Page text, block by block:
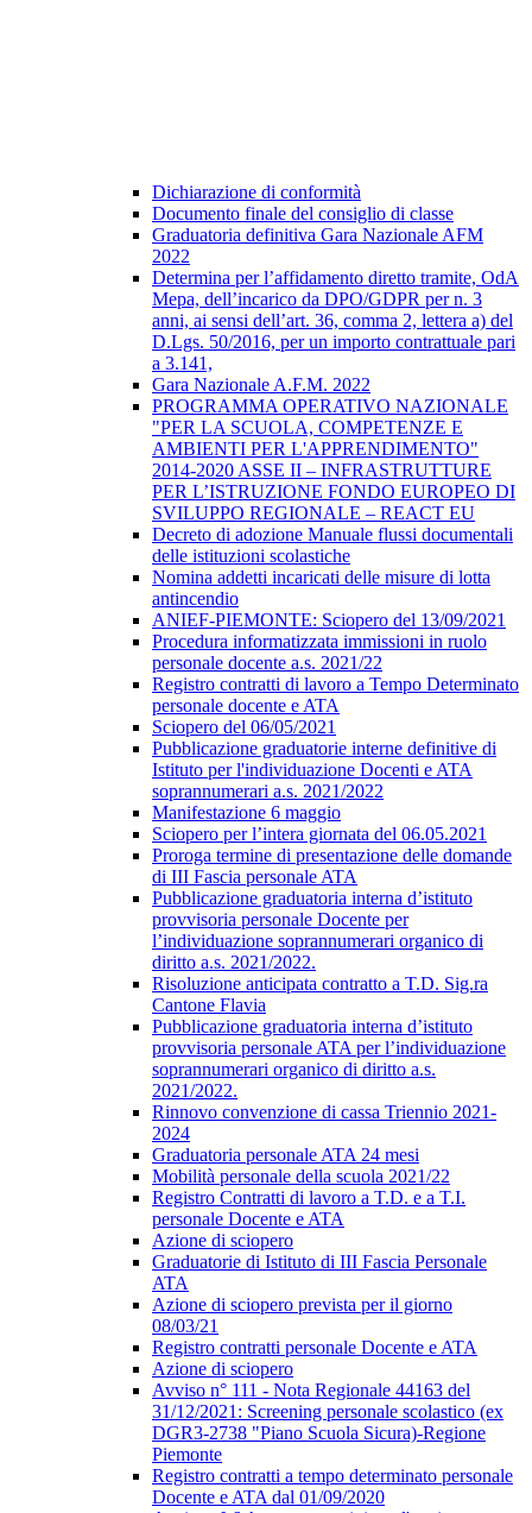
Dichiarazione di conformità
Documento finale del consiglio di classe
Graduatoria definitiva Gara Nazionale AFM
2022
Determina per l’affidamento diretto tramite, OdA
Mepa, dell’incarico da DPO/GDPR per n. 3
anni, ai sensi dell’art. 36, comma 2, lettera a) del
D.Lgs. 50/2016, per un importo contrattuale pari
a 3.141,
Gara Nazionale A.F.M. 2022
PROGRAMMA OPERATIVO NAZIONALE
"PER LA SCUOLA, COMPETENZE E
AMBIENTI PER L'APPRENDIMENTO"
2014-2020 ASSE II – INFRASTRUTTURE
PER L’ISTRUZIONE FONDO EUROPEO DI
SVILUPPO REGIONALE – REACT EU
Decreto di adozione Manuale flussi documentali
delle istituzioni scolastiche
Nomina addetti incaricati delle misure di lotta
antincendio
ANIEF-PIEMONTE: Sciopero del 13/09/2021
Procedura informatizzata immissioni in ruolo
personale docente a.s. 2021/22
Registro contratti di lavoro a Tempo Determinato
personale docente e ATA
Sciopero del 06/05/2021
Pubblicazione graduatorie interne definitive di
Istituto per l'individuazione Docenti e ATA
soprannumerari a.s. 2021/2022
Manifestazione 6 maggio
Sciopero per l’intera giornata del 06.05.2021
Proroga termine di presentazione delle domande
di III Fascia personale ATA
Pubblicazione graduatoria interna d’istituto
provvisoria personale Docente per
l’individuazione soprannumerari organico di
diritto a.s. 2021/2022.
Risoluzione anticipata contratto a T.D. Sig.ra
Cantone Flavia
Pubblicazione graduatoria interna d’istituto
provvisoria personale ATA per l’individuazione
soprannumerari organico di diritto a.s.
2021/2022.
Rinnovo convenzione di cassa Triennio 2021-
2024
Graduatoria personale ATA 24 mesi
Mobilità personale della scuola 2021/22
Registro Contratti di lavoro a T.D. e a T.I.
personale Docente e ATA
Azione di sciopero
Graduatorie di Istituto di III Fascia Personale
ATA
Azione di sciopero prevista per il giorno
08/03/21
Registro contratti personale Docente e ATA
Azione di sciopero
Avviso n° 111 - Nota Regionale 44163 del
31/12/2021: Screening personale scolastico (ex
DGR3-2738 "Piano Scuola Sicura)-Regione
Piemonte
Registro contratti a tempo determinato personale
Docente e ATA dal 01/09/2020